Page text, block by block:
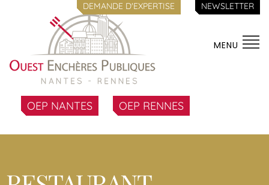
DEMANDE D'EXPERTISE NEWSLETTER
MENU
OEP NANTES OEP RENNES